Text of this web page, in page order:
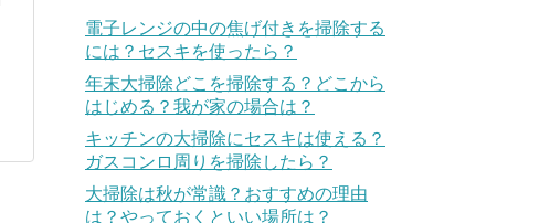
電子レンジの中の焦げ付きを掃除する
には？セスキを使ったら？
年末大掃除どこを掃除する？どこから
はじめる？我が家の場合は？
キッチンの大掃除にセスキは使える？
ガスコンロ周りを掃除したら？
大掃除は秋が常識？おすすめの理由
は？やっておくといい場所は？